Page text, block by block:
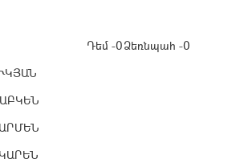
Դեմ -0Ձեռնպահ -0